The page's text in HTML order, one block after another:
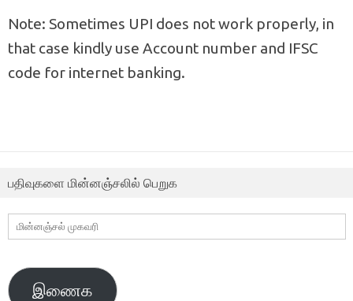
Note: Sometimes UPI does not work properly, in
that case kindly use Account number and IFSC
code for internet banking.
பதிவுகளை மின்னஞ்சலில் பெறுக
மின்னஞ்சல்
முகவரி
இணைக